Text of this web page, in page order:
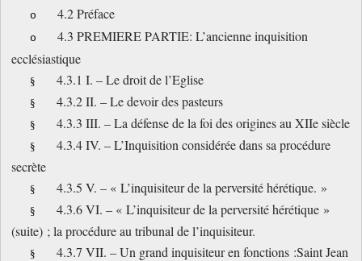
o 4.2 Préface
o
4.3 PREMIERE PARTIE: L’ancienne inquisition
ecclésiastique
§ 4.3.1 I. – Le droit de l’Eglise
§ 4.3.2 II. – Le devoir des pasteurs
§ 4.3.3 III. – La défense de la foi des origines au XIIe siècle
§
4.3.4 IV. – L’Inquisition considérée dans sa procédure
secrète
§ 4.3.5 V. – « L’inquisiteur de la perversité hérétique. »
§
4.3.6 VI. – « L’inquisiteur de la perversité hérétique »
(suite) ; la procédure au tribunal de l’inquisiteur.
§
4.3.7 VII. – Un grand inquisiteur en fonctions :Saint Jean